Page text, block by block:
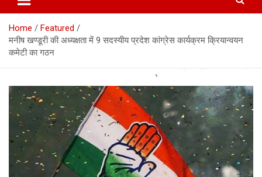
News, Uttarakhand News in
Hindi
Home
Featured
मनीष खण्डूरी की अध्यक्षता में 9 सदस्यीय प्रदेश कांग्रेस कार्यक्रम क्रियान्वयन
कमेटी का गठन